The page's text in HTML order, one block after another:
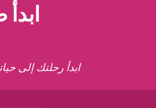
ابدأ رحلتك إلى